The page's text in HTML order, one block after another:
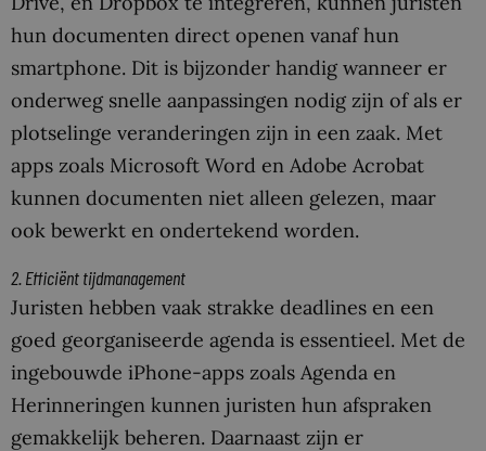
hun documenten direct openen vanaf hun
smartphone. Dit is bijzonder handig wanneer er
onderweg snelle aanpassingen nodig zijn of als er
plotselinge veranderingen zijn in een zaak. Met
apps zoals Microsoft Word en Adobe Acrobat
kunnen documenten niet alleen gelezen, maar
ook bewerkt en ondertekend worden.
2. Efficiënt tijdmanagement
Juristen hebben vaak strakke deadlines en een
goed georganiseerde agenda is essentieel. Met de
ingebouwde iPhone-apps zoals Agenda en
Herinneringen kunnen juristen hun afspraken
gemakkelijk beheren. Daarnaast zijn er